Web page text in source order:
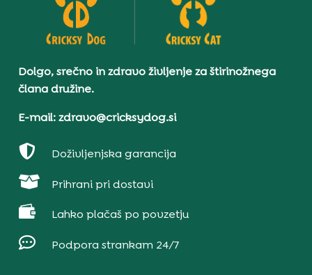
Dolgo, srečno in zdravo življenje za štirinožnega
člana družine.
E-mail: zdravo@cricksydog.si
 Doživljenjska garancija
 Prihrani pri dostavi
 Lahko plačaš po povzetju
 Podpora strankam 24/7